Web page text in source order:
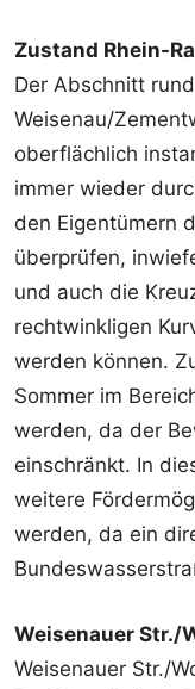
Zustand Rhein-
Der Abschnitt
Weisenau/
oberflächlich
immer wieder
den Eigentümern
überprüfen,
und auch die
rechtwinkligen
werden können.
Sommer im
werden, da der
einschränkt. In
weitere
werden, da ein
Weisenauer Str./
Weisenauer Str./